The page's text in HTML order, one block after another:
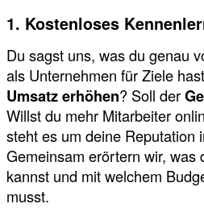
1. Kostenloses
Du sagst uns, was du genau
als Unternehmen für Ziele
Umsatz erhöhen? Soll der
Willst du mehr Mitarbeiter
steht es um deine Reputation
Gemeinsam erörtern wir, was
kannst und mit welchem
musst.